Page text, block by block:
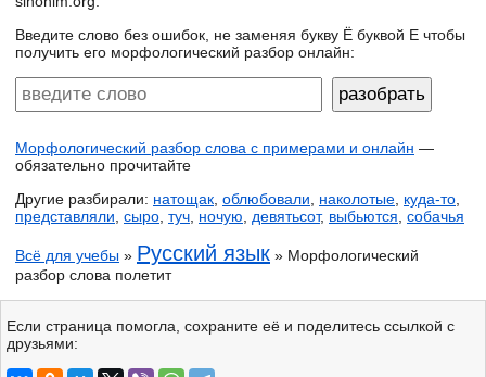
Введите слово без ошибок, не заменяя букву Ё буквой Е чтобы
получить его морфологический разбор онлайн:
Морфологический разбор слова с примерами и онлайн —
обязательно прочитайте
Другие разбирали: натощак облюбовали наколотые куда-то
представляли сыро туч ночую девятьсот, выбьются собачья
Всё для учебы » Русский язык » Морфологический
разбор слова полетит
Если страница помогла, сохраните её и поделитесь ссылкой с
друзьями: